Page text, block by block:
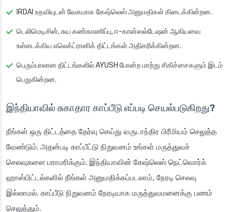
IRDAI உதவியுடன் வேகமாக கேஷ்லெஸ் அனுமதிகள் கிடைக்கின்றன.
டெலிமெடிசின், சுய கண்காணிப்பு, ஈ-கான்ஸல்டேஷன் ஆகியவை
உள்ளடக்கிய எலெக்ட்ரானிக் திட்டங்கள் அதிகரிக்கின்றன.
பெரும்பாலான திட்டங்களில் AYUSH போன்ற மாற்று சிகிச்சைகளும் இடம்
பெறுகின்றன.
இந்தியாவில் சுகாதார காப்பீடு எப்படி செயல்படுகிறது?
நீங்கள் ஒரு திட்டத்தை தேர்வு செய்து வருடாந்திர பிரீமியம் செலுத்த
வேண்டும். அதன்படி காப்பீட்டு நிறுவனம் உங்கள் மருத்துவச்
செலவுகளை பராமரிக்கும். இந்தியாவின் கேஷ்லெஸ் நெட்வொர்க்
ஹாஸ்பிட்டல்களில் நீங்கள் அனுமதிக்கப்படலாம், நேரடி செலவு
இல்லாமல். காப்பீடு நிறுவனம் நேரடியாக மருத்துவமனைக்கு பணம்
செலுத்தும்.